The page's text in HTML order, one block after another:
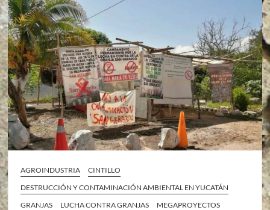
AGROINDUSTRIA
CINTILLO
DESTRUCCIÓN Y CONTAMINACIÓN AMBIENTAL EN YUCATÁN
GRANJAS
LUCHA CONTRA GRANJAS
MEGAPROYECTOS